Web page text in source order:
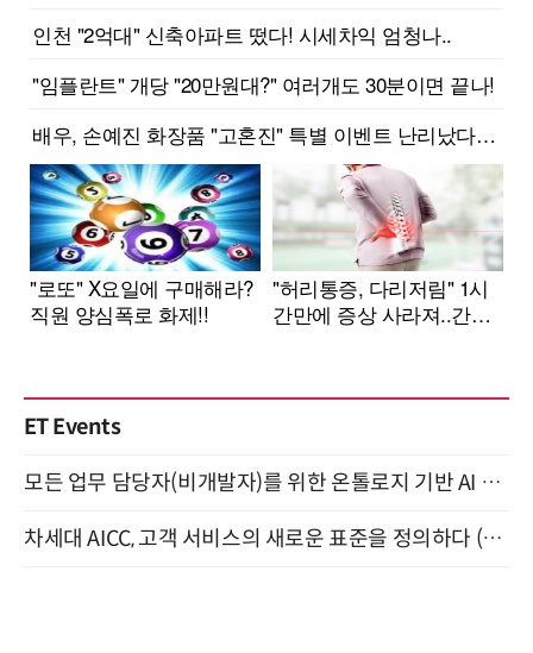
ET Events
모든 업무 담당자(비개발자)를 위한 온톨로지 기반 AI 지식체계 설계 1-day 워크숍 8월 20일 개최
차세대 AICC, 고객 서비스의 새로운 표준을 정의하다 (9/9)